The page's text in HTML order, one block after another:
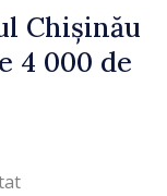
Chișinău
4 000 de